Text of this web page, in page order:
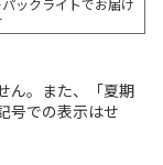
パックライトでお届け
ん。また、「夏期
号での表示はせ